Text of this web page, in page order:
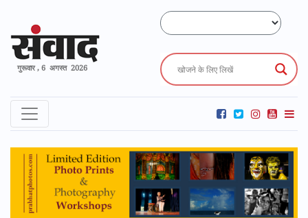
गुरूवार , 6 अगस्त 2026